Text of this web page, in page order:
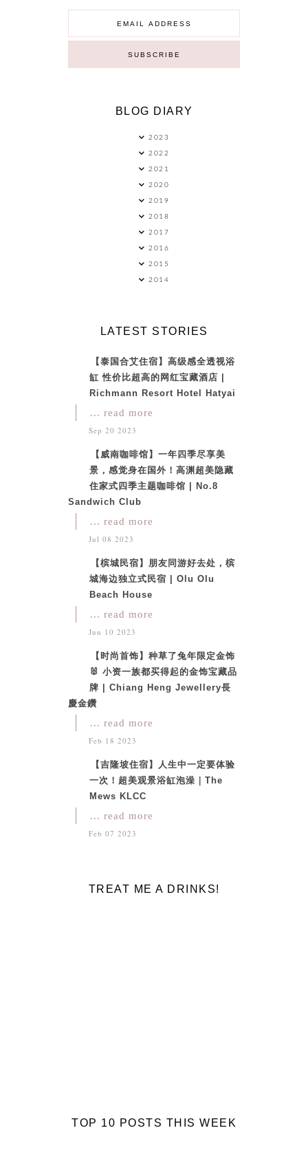
BLOG DIARY
2023
2022
2021
2020
2019
2018
2017
2016
2015
2014
LATEST STORIES
【泰国合艾住宿】高级感全透视浴
缸 性价比超高的网红宝藏酒店 |
Richmann Resort Hotel Hatyai
... read more
Sep 20 2023
【威南咖啡馆】一年四季尽享美
景，感觉身在国外！高渊超美隐藏
住家式四季主题咖啡馆 | No.8
Sandwich Club
... read more
Jul 08 2023
【槟城民宿】朋友同游好去处，槟
城海边独立式民宿 | Olu Olu
Beach House
... read more
Jun 10 2023
【时尚首饰】种草了兔年限定金饰
🐰 小资一族都买得起的金饰宝藏品
牌 | Chiang Heng Jewellery長
慶金鑽
... read more
Feb 18 2023
【吉隆坡住宿】人生中一定要体验
一次！超美观景浴缸泡澡｜The
Mews KLCC
... read more
Feb 07 2023
TREAT ME A DRINKS!
TOP 10 POSTS THIS WEEK